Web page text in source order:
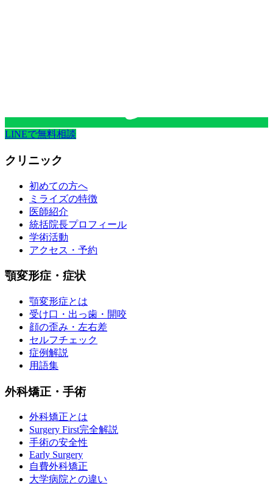
LINEで無料相談
クリニック
初めての方へ
ミライズの特徴
医師紹介
統括院長プロフィール
学術活動
アクセス・予約
顎変形症・症状
顎変形症とは
受け口・出っ歯・開咬
顔の歪み・左右差
セルフチェック
症例解説
用語集
外科矯正・手術
外科矯正とは
Surgery First完全解説
手術の安全性
Early Surgery
自費外科矯正
大学病院との違い